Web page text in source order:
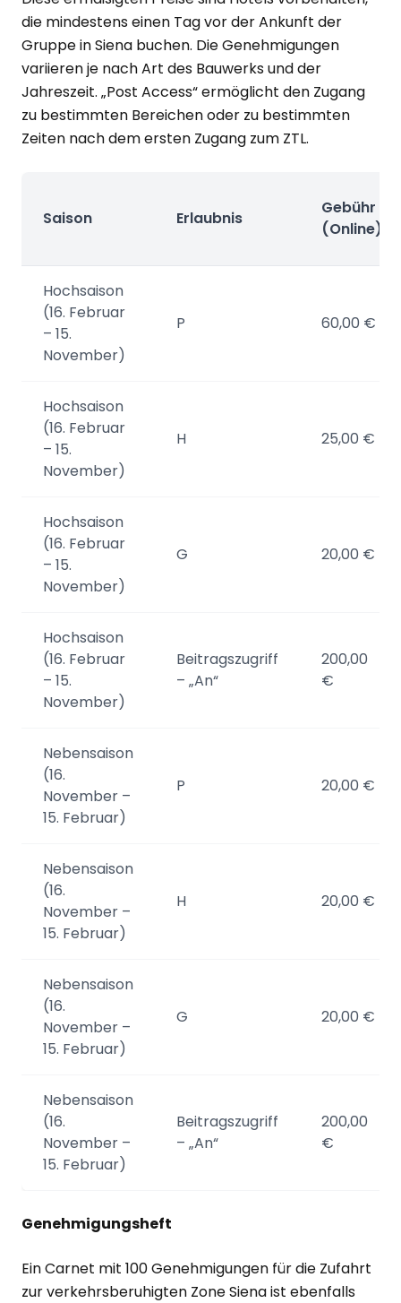
die mindestens einen Tag vor der Ankunft der
Gruppe in Siena buchen. Die Genehmigungen
variieren je nach Art des Bauwerks und der
Jahreszeit. „Post Access“ ermöglicht den Zugang
zu bestimmten Bereichen oder zu bestimmten
Zeiten nach dem ersten Zugang zum ZTL.
Saison Erlaubnis
Gebühr
(Online)
Hochsaison
(16. Februar
– 15.
November)
P 60,00 €
Hochsaison
(16. Februar
– 15.
November)
H 25,00 €
Hochsaison
(16. Februar
– 15.
November)
G 20,00 €
Hochsaison
(16. Februar
– 15.
November)
Beitragszugriff
– „An“
200,00
€
Nebensaison
(16.
November –
15. Februar)
P 20,00 €
Nebensaison
(16.
November –
15. Februar)
H 20,00 €
Nebensaison
(16.
November –
15. Februar)
G 20,00 €
Nebensaison
(16.
November –
15. Februar)
Beitragszugriff
– „An“
200,00
€
Genehmigungsheft
Ein Carnet mit 100 Genehmigungen für die Zufahrt
zur verkehrsberuhigten Zone Siena ist ebenfalls